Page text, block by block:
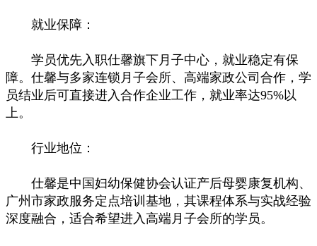
就业保障：
学员优先入职仕馨旗下月子中心，就业稳定有保
障。仕馨与多家连锁月子会所、高端家政公司合作，学
员结业后可直接进入合作企业工作，就业率达95%以
上。
行业地位：
仕馨是中国妇幼保健协会认证产后母婴康复机构、
广州市家政服务定点培训基地，其课程体系与实战经验
深度融合，适合希望进入高端月子会所的学员。